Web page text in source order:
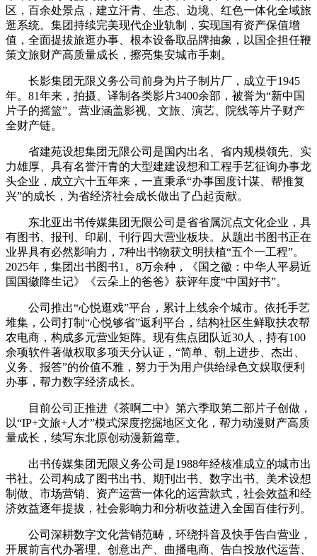
区，百余处景点，建立汗青、生态、边境、红色一体化全域旅
逛系统。集团持续完美现代企业轨制，实现国有资产保值增
值，全面提拔旅逛办事、根本设备取品牌抽象，以国企担任鞭
策文旅财产高质量成长，擦亮集安城市手刺。
长影集团无限义务公司前身为片子制片厂，成立于1945
年。81年来，拍摄、译制各类影片3400余部，被誉为“新中国
片子的摇篮”。营业涵盖影视、文旅、演艺、院线等片子财产
全财产链。
省建苑设想集团无限公司是国内出名、省内规模领先、实
力雄厚、具有名誉汗青的大型建建设想和工程手艺征询办事龙
头企业，成立六十五年来，一直秉承“办事国度计谋、帮推复
兴”的成长，为省经济社会成长做出了凸起贡献。
东北亚出书传媒集团无限公司是省省属沉点文化企业，具
有图书、报刊、印刷、刊行四大营业板块。从题出书图书正在
业界具有必然影响力，7种出书物获文明扶植“五个一工程”。
2025年，集团出书图书1。8万余种，《国之徽：中华人平易近
国国徽降生记》《云朵上的爸爸》获评年度“中国好书”。
公司推出“心悦逛戏”平台，累计上线余个城市。依托手艺
堆集，公司打制“心悦够省”返利平台，结构社区生鲜取扶农帮
农电商，构成多元营业矩阵。现有焦点团队近30人，持有100
余项软件著做权取多项天分认证，“简单、朝上进步、杰出、
义务、报答”的价值不雅，努力于为用户供给绿色文娱取便利
办事，帮力数字经济成长。
目前公司正推进《茶啊二中》第六季取第二部片子创做，
以“IP+文旅+人才”模式深度挖掘地区文化，帮力动漫财产高质
量成长，续写东北原创动漫新篇章。
出书传媒集团无限义务公司是1988年经核准成立的城市出
书社。公司构成了图书出书、期刊出书、数字出书、美术设想
制做、市场营销、资产运营一体化的运营款式，社会效益和经
济效益逐年提拔，社会影响力和分析收益进入全国百佳行列。
公司深耕数字文化营销范畴，环绕抖音及快手告白营业，
开展前言代办署理、创意出产、曲播电商、告白投放代运营、